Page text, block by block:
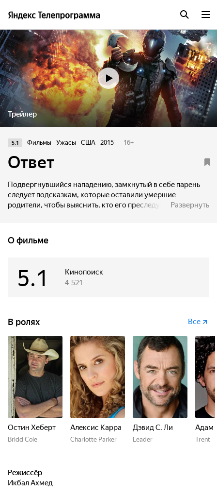
Трейлер
5.1 Фильмы Ужасы США 2015 16+
Ответ
Подвергнувшийся нападению, замкнутый в себе парень
следует подсказкам, которые оставили умершие
родители, чтобы выяснить, кто его преследует, и кем он
Развернуть
О фильме
Кинопоиск
5.1 4 521
В ролях Все
Остин Хеберт
Bridd Cole
Алексис Карра
Charlotte Parker
Дэвид С. Ли
Leader
Адам
Trent
Режиссёр
Икбал Ахмед